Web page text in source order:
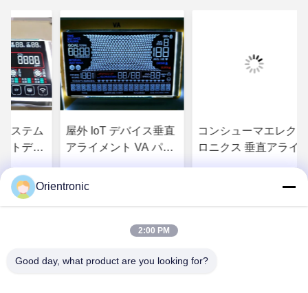
ステム
トディ
トモニ
トLCD
わせ
屋外 IoT デバイス垂直
アライメント VA パネ
1000cd/m2、セグメン
コンシューマエレクト
ロニクス 垂直アライナ
Orientronic
2:00 PM
Good day, what product are you looking for?